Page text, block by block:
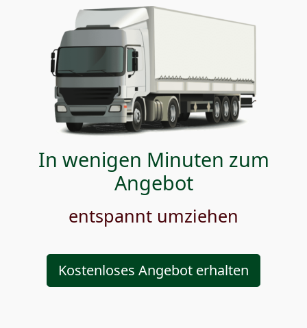
In wenigen Minuten zum
Angebot
entspannt umziehen
Kostenloses Angebot erhalten